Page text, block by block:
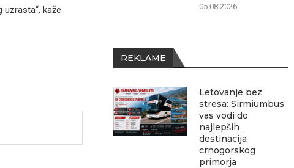
kaže
05.08.2026.
REKLAME
Letovanje bez
stresa: Sirmiumbus
vas vodi do
najlepših
destinacija
crnogorskog
primorja